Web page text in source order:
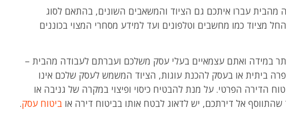
עברו איתכם גם הציוד והמשאבים השונים, בהתאם לסוג
מציוד כמו מחשבים וטלפונים ועד למידע מסחרי המצוי בכוננים
במידה ואתם עצמאיים בעלי עסק משלכם ועברתם לעבודה מהבית –
ביתית או בעסק להכנת עוגות, הציוד המשמש לעסק שלכם אינו
הדירה הפרטי. על מנת להבטיח כיסוי ופיצוי במקרה של גניבה או
אל דירתכם, יש לדאוג לבטח אותו בביטוח דירה או ביטוח עסק.